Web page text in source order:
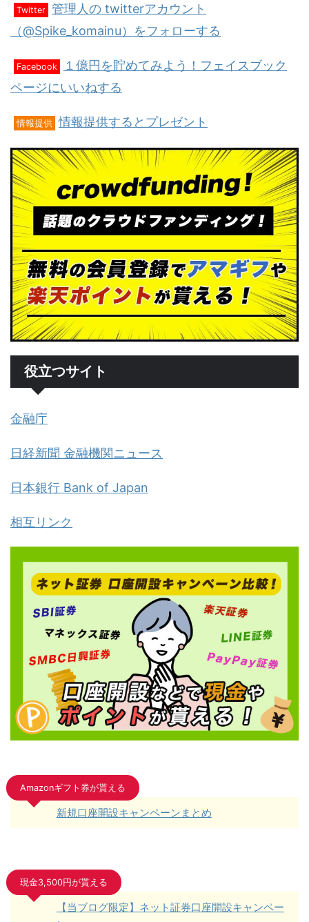
Twitter 管理人の twitterアカウント
（@Spike_komainu）をフォローする
Facebook
１億円を貯めてみよう！フェイスブック
ページにいいねする
情報提供 情報提供するとプレゼント
役立つサイト
金融庁
日経新聞 金融機関ニュース
日本銀行 Bank of Japan
相互リンク
Amazonギフト券が貰える
新規口座開設キャンペーンまとめ
現金3,500円が貰える
【当ブログ限定】ネット証券口座開設キャンペー